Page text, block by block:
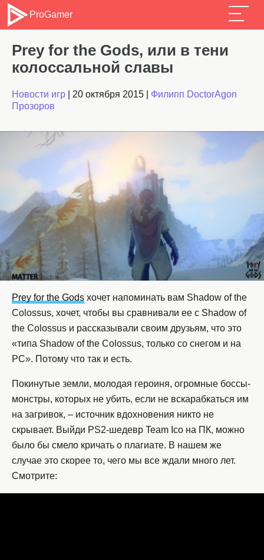
ProGamer
Prey for the Gods, или в тени
колоссальной славы
Новости игр 20 октября 2015
Филипп DoctorAgon
Прозоров
Prey for the Gods хочет напоминать вам Shadow of the
Colossus, хочет, чтобы вы сравнивали ее с Shadow of
the Colossus и рассказывали своим друзьям, что это
«типа Shadow of the Colossus, только со снегом и на
PC». Потому что так и есть.
Покинутые земли, молодая героиня, огромные боссы-
монстры, которых не убить, если не вскарабкаться им
на загривок, – источник вдохновения никто не
скрывает. Выйди PS2-шедевр Team Ico на ПК, можно
было бы смело кричать о плагиате. В нашем же
случае это скорее то, чего мы все ждали много лет.
Смотрите: